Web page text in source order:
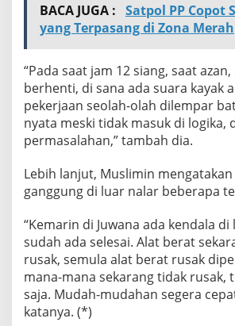
BACA JUGA : Satpol PP Copot
yang Terpasang di Zona Merah
“Pada saat jam 12 siang, saat
berhenti, di sana ada suara kayak
pekerjaan seolah-olah dilempar
nyata meski tidak masuk di logika,
permasalahan,” tambah dia.
Lebih lanjut, Muslimin
ganggung di luar nalar beberapa
“Kemarin di Juwana ada kendala
sudah ada selesai. Alat berat
rusak, semula alat berat rusak
mana-mana sekarang tidak rusak,
saja. Mudah-mudahan segera
katanya. (*)